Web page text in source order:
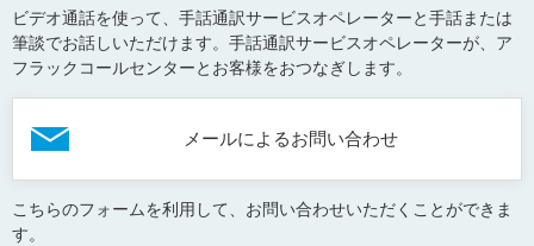
ビデオ通話を使って、手話通訳サービスオペレーターと手話または
筆談でお話しいただけます。手話通訳サービスオペレーターが、ア
フラックコールセンターとお客様をおつなぎします。
メールによるお問い合わせ
こちらのフォームを利用して、お問い合わせいただくことができま
す。